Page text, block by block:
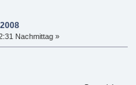
Nachmittag »